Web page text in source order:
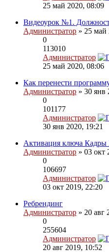
25 май 2020, 08:09
Видеоурок №1.
Администратор » 25 май
0
113010
Администратор
25 май 2020, 08:06
Как перенести
Администратор » 30 янв
0
101177
Администратор
30 янв 2020, 19:21
Активация ключа
Администратор » 03 окт
0
106697
Администратор
03 окт 2019, 22:20
Ребрендинг
Администратор » 20 авг
0
255604
Администратор
20 авг 2019, 10:52